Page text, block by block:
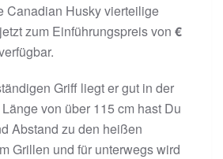
Canadian Husky vierteilige
zum Einführungspreis von €
Griff liegt er gut in der
von über 115 cm hast Du
Abstand zu den heißen
Grillen und für unterwegs wird